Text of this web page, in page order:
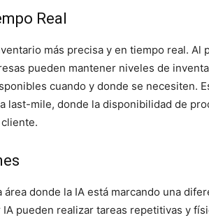
Real
más precisa y en tiempo real. Al
pueden mantener niveles de
cuando y donde se necesiten.
last-mile, donde la disponibilidad de
donde la IA está marcando una
pueden realizar tareas repetitivas y